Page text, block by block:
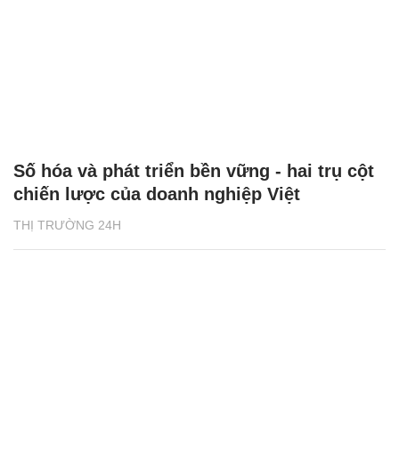
THỊ TRƯỜNG 24H
Số hóa và phát triển bền vững - hai trụ cột
chiến lược của doanh nghiệp Việt